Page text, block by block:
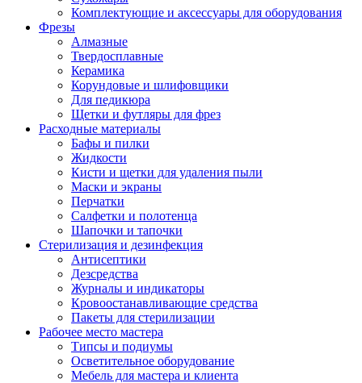
Комплектующие и аксессуары для оборудования
Фрезы
Алмазные
Твердосплавные
Керамика
Корундовые и шлифовщики
Для педикюра
Щетки и футляры для фрез
Расходные материалы
Бафы и пилки
Жидкости
Кисти и щетки для удаления пыли
Маски и экраны
Перчатки
Салфетки и полотенца
Шапочки и тапочки
Стерилизация и дезинфекция
Антисептики
Дезсредства
Журналы и индикаторы
Кровоостанавливающие средства
Пакеты для стерилизации
Рабочее место мастера
Типсы и подиумы
Осветительное оборудование
Мебель для мастера и клиента